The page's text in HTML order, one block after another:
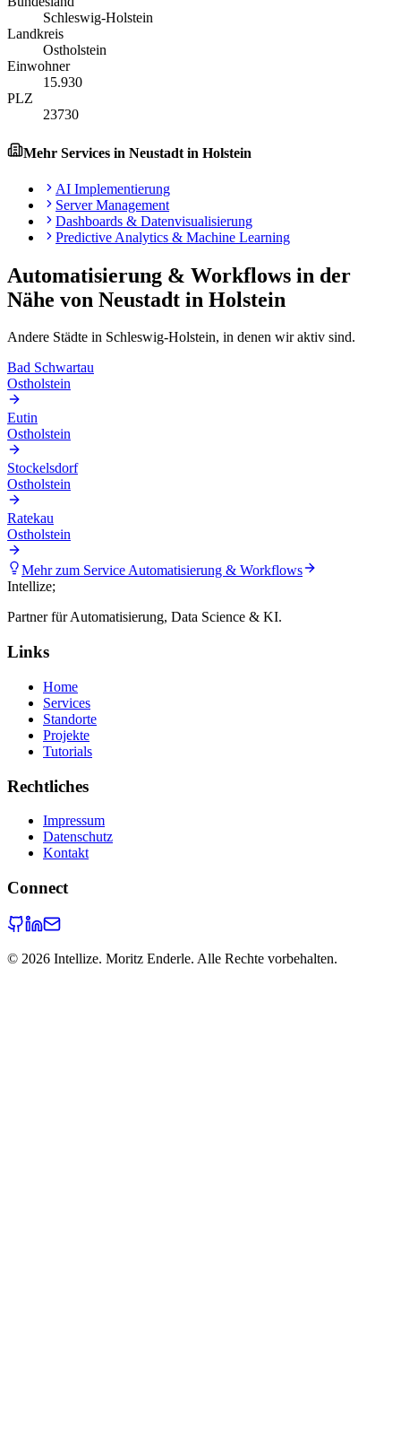
Schleswig-Holstein
Landkreis
Ostholstein
Einwohner
15.930
PLZ
23730
Mehr Services in Neustadt in Holstein
AI Implementierung
Server Management
Dashboards & Datenvisualisierung
Predictive Analytics & Machine Learning
Automatisierung & Workflows in der
Nähe von Neustadt in Holstein
Andere Städte in Schleswig-Holstein, in denen wir aktiv sind.
Bad Schwartau
Ostholstein
Eutin
Ostholstein
Stockelsdorf
Ostholstein
Ratekau
Ostholstein
Mehr zum ServiceAutomatisierung & Workflows
Intellize;
Partner für Automatisierung, Data Science & KI.
Links
Home
Services
Standorte
Projekte
Tutorials
Rechtliches
Impressum
Datenschutz
Kontakt
Connect
© 2026 Intellize. Moritz Enderle. Alle Rechte vorbehalten.